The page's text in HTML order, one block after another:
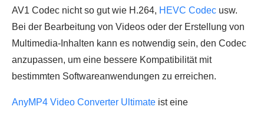
AV1 Codec nicht so gut wie H.264, HEVC Codec usw.
Bei der Bearbeitung von Videos oder der Erstellung von
Multimedia-Inhalten kann es notwendig sein, den Codec
anzupassen, um eine bessere Kompatibilität mit
bestimmten Softwareanwendungen zu erreichen.
AnyMP4 Video Converter Ultimate ist eine